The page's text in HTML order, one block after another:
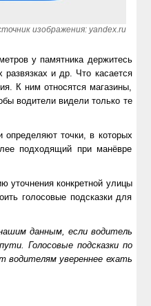
изображения: yandex.ru
у памятника держитесь
и др. Что касается
К ним относятся магазины,
водители видели только те
определяют точки, в которых
подходящий при манёвре
уточнения конкретной улицы
голосовые подсказки для
данным, если водитель
Голосовые подсказки по
водителям увереннее ехать